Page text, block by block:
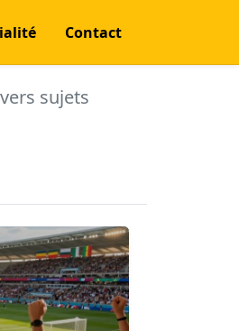
Contact
sujets